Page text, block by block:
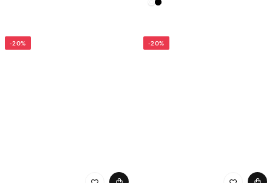
-20% -20%